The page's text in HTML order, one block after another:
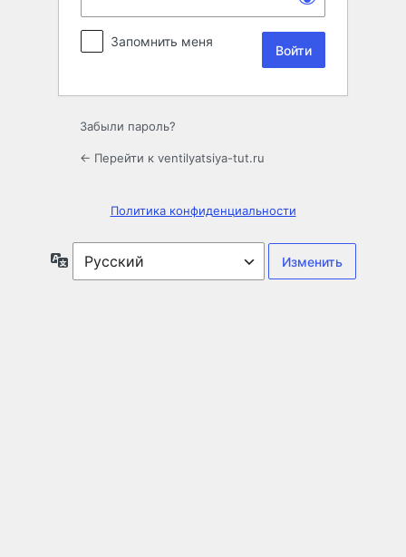
Запомнить меня
Забыли пароль?
← Перейти к ventilyatsiya-tut.ru
Политика конфиденциальности
Язык